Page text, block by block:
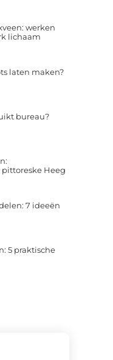
werken
lichaam
laten maken?
bureau?
Heeg
7 ideeën
5 praktische